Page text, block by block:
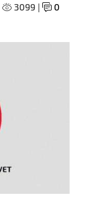
3099 | 0